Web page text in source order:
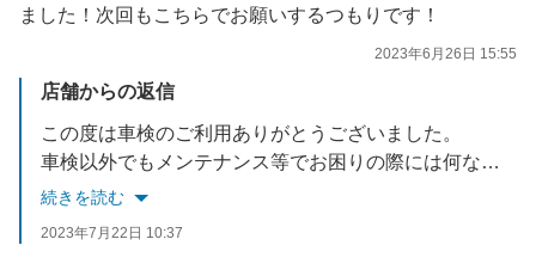
ました！次回もこちらでお願いするつもりです！
2023年6月26日 15:55
店舗からの返信
この度は車検のご利用ありがとうございました。
車検以外でもメンテナンス等でお困りの際には何なりとご相談ください。
またのご利用お待ちしております。
続きを読む
2023年7月22日 10:37